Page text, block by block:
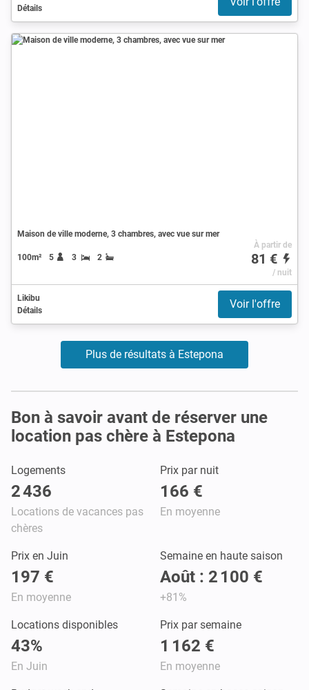
Détails
Maison de ville moderne, 3 chambres, avec vue sur mer
100m² 5 3 2
À partir de
81 €
/ nuit
Likibu
Détails
Voir l'offre
Plus de résultats à Estepona
Bon à savoir avant de réserver une
location pas chère à Estepona
Logements
2 436
Locations de vacances pas
chères
Prix par nuit
166 €
En moyenne
Prix en Juin
197 €
En moyenne
Semaine en haute saison
Août : 2 100 €
+81%
Locations disponibles
43%
En Juin
Prix par semaine
1 162 €
En moyenne